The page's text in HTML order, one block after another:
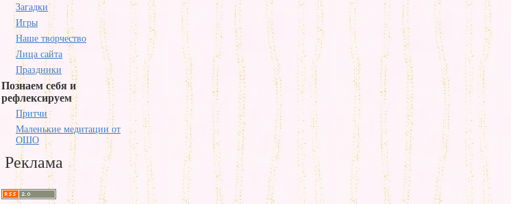
Загадки
Игры
Наше творчество
Лица сайта
Праздники
Познаем себя и
рефлексируем
Притчи
Маленькие медитации от
ОШО
Реклама